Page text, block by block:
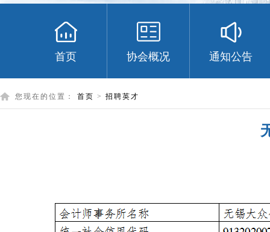
首页 协会概况 通知公告
您现在的位置： 首页 > 招聘英才